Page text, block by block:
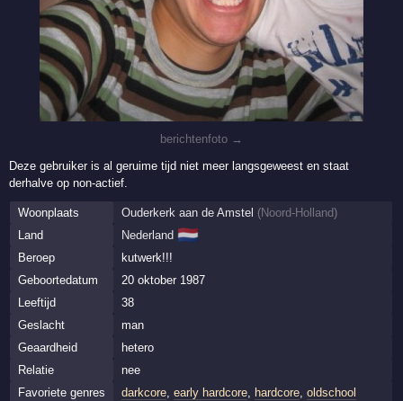
berichtenfoto →
Deze gebruiker is al geruime tijd niet meer langsgeweest en staat
derhalve op non-actief.
Woonplaats Ouderkerk aan de Amstel (Noord-Holland)
Land
Nederland 🇳🇱
Beroep
kutwerk!!!
Geboortedatum
20 oktober 1987
Leeftijd
38
Geslacht
man
Geaardheid
hetero
Relatie
nee
Favoriete genres
darkcore, early hardcore, hardcore, oldschool